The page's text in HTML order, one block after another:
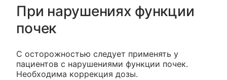
При нарушениях функции
почек
С осторожностью следует применять у
пациентов с нарушениями функции почек.
Необходима коррекция дозы.